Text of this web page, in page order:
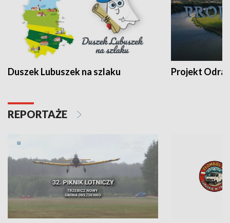
Duszek Lubuszek na szlaku Projekt Odra
REPORTAŻE